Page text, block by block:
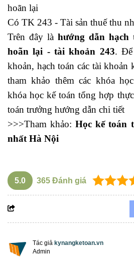
hoãn lại
Có TK 243 - Tài sản thuế thu
Trên đây là hướng dẫn hạch
hoãn lại - tài khoản 243. Để
khoản, hạch toán các tài khoản
tham khảo thêm các khóa
khóa học kế toán tổng hợp
toán trưởng hướng dẫn chi tiết
>>>Tham khảo:Học kế toán
nhất Hà Nội
5.0 365 Đánh giá
Tác giả kynangketoan.vn
Admin